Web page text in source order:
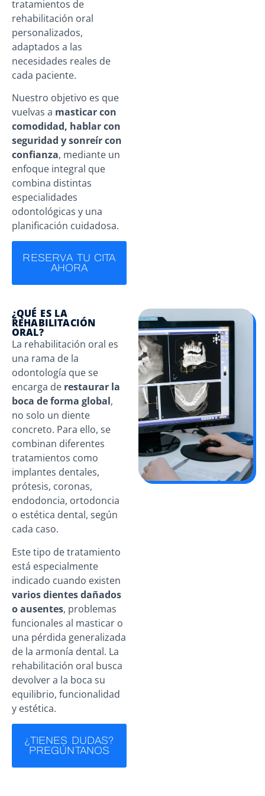
tratamientos de
rehabilitación oral
personalizados,
adaptados a las
necesidades reales de
cada paciente.
Nuestro objetivo es que
vuelvas a masticar con
comodidad, hablar con
seguridad y sonreír con
confianza, mediante un
enfoque integral que
combina distintas
especialidades
odontológicas y una
planificación cuidadosa.
RESERVA TU CITA
AHORA
¿QUÉ ES LA
REHABILITACIÓN
ORAL?
La rehabilitación oral es
una rama de la
odontología que se
encarga de restaurar la
boca de forma global,
no solo un diente
concreto. Para ello, se
combinan diferentes
tratamientos como
implantes dentales,
prótesis, coronas,
endodoncia, ortodoncia
o estética dental, según
cada caso.
Este tipo de tratamiento
está especialmente
indicado cuando existen
varios dientes dañados
o ausentes, problemas
funcionales al masticar o
una pérdida generalizada
de la armonía dental. La
rehabilitación oral busca
devolver a la boca su
equilibrio, funcionalidad
y estética.
¿TIENES DUDAS?
PREGÚNTANOS